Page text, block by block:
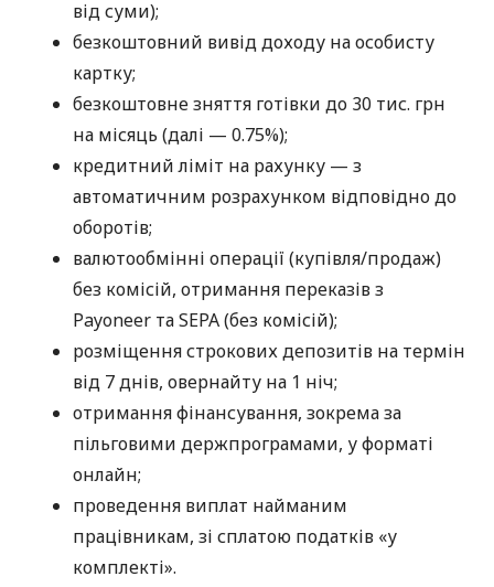
від суми);
безкоштовний вивід доходу на особисту
картку;
безкоштовне зняття готівки до 30 тис. грн
на місяць (далі — 0.75%);
кредитний ліміт на рахунку — з
автоматичним розрахунком відповідно до
оборотів;
валютообмінні операції (купівля/продаж)
без комісій, отримання переказів з
Payoneer та SEPA (без комісій);
розміщення строкових депозитів на термін
від 7 днів, овернайту на 1 ніч;
отримання фінансування, зокрема за
пільговими держпрограмами, у форматі
онлайн;
проведення виплат найманим
працівникам, зі сплатою податків «у
комплекті».